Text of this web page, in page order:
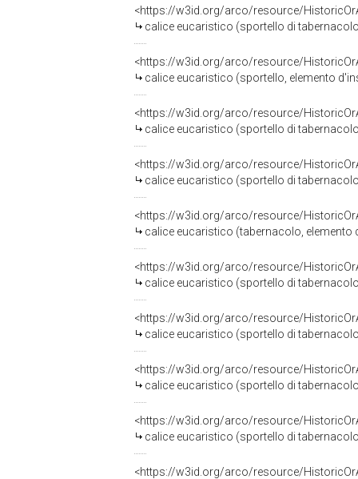
<https://w3id.org/arco/resource/
calice eucaristico (sportello di
<https://w3id.org/arco/resource/
calice eucaristico (sportello, elemento
<https://w3id.org/arco/resource/
calice eucaristico (sportello di
<https://w3id.org/arco/resource/
calice eucaristico (sportello di
<https://w3id.org/arco/resource/
calice eucaristico (tabernacolo, elemento
<https://w3id.org/arco/resource/
calice eucaristico (sportello di
<https://w3id.org/arco/resource/
calice eucaristico (sportello di
<https://w3id.org/arco/resource/
calice eucaristico (sportello di
<https://w3id.org/arco/resource/
calice eucaristico (sportello di
<https://w3id.org/arco/resource/